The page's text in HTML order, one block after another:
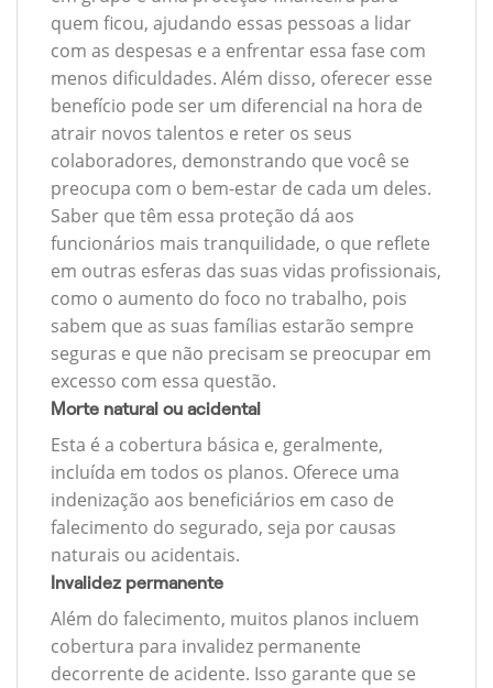
quem ficou, ajudando essas pessoas a lidar
com as despesas e a enfrentar essa fase com
menos dificuldades. Além disso, oferecer esse
benefício pode ser um diferencial na hora de
atrair novos talentos e reter os seus
colaboradores, demonstrando que você se
preocupa com o bem-estar de cada um deles.
Saber que têm essa proteção dá aos
funcionários mais tranquilidade, o que reflete
em outras esferas das suas vidas profissionais,
como o aumento do foco no trabalho, pois
sabem que as suas famílias estarão sempre
seguras e que não precisam se preocupar em
excesso com essa questão.
Morte natural ou acidental
Esta é a cobertura básica e, geralmente,
incluída em todos os planos. Oferece uma
indenização aos beneficiários em caso de
falecimento do segurado, seja por causas
naturais ou acidentais.
Invalidez permanente
Além do falecimento, muitos planos incluem
cobertura para invalidez permanente
decorrente de acidente. Isso garante que se